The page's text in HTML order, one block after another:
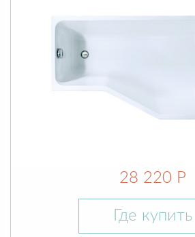
28 220 Р
Где купить